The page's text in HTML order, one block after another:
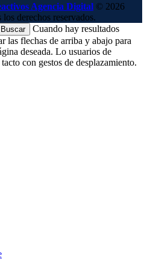
Agencia Digital © 2026
derechos reservados.
Buscar
Cuando hay resultados
las flechas de arriba y abajo para
deseada. Lo usuarios de
con gestos de desplazamiento.